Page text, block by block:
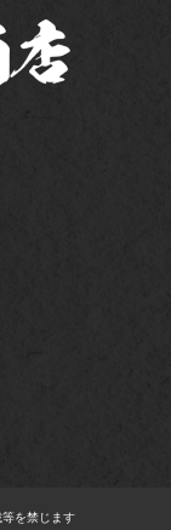
を禁じます